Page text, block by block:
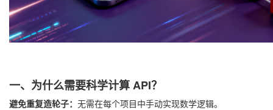
一、为什么需要科学计算 API？
避免重复造轮子： 无需在每个项目中手动实现数学逻辑。